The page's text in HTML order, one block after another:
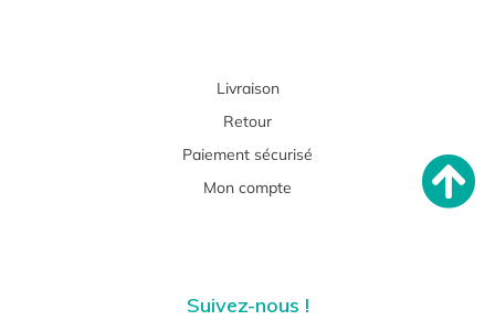
Livraison
Retour
Paiement sécurisé
Mon compte
Suivez-nous !